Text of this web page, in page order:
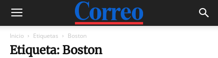
Inicio Etiquetas Boston
Etiqueta: Boston